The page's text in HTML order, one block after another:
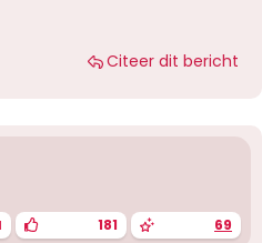
te hebben in een andere
Citeer dit bericht
181 69